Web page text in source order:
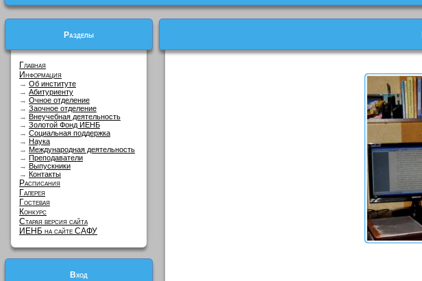
Разделы
Главная
Информация
→ Об институте
→ Абитуриенту
→ Очное отделение
→ Заочное отделение
→ Внеучебная деятельность
→ Золотой Фонд ИЕНБ
→ Социальная поддержка
→ Наука
→ Международная деятельность
→ Преподаватели
→ Выпускники
→ Контакты
Расписания
Галерея
Гостевая
Конкурс
Старая версия сайта
ИЕНБ на сайте САФУ
Вход